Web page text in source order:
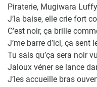
Piraterie, Mugiwara Luffy
J’la baise, elle crie fort
C’est noir, ça brille
J’me barre d’ici, ça sent
Tu sais qu’ça sera noir
Jaloux véner se lance
J’les accueille bras